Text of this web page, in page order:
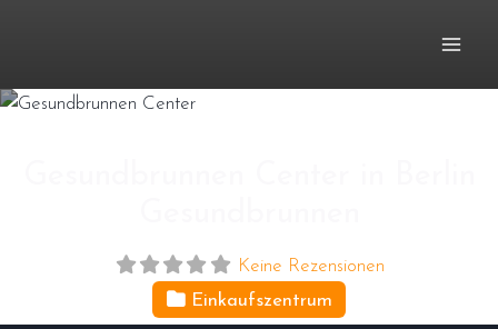
Keine Rezensionen
Einkaufszentrum